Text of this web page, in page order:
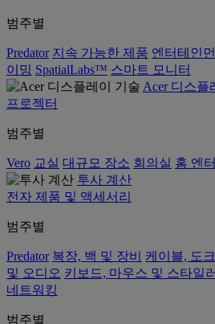
범주별
Predator 지속 가능한 제품 엔터테인
이밍 SpatialLabs™ 스마트 모니터
Acer 디스플
프로젝터
범주별
Vero 교실 대규모 장소 회의실 홈 엔
투사 계산
전자 제품 및 액세서리
범주별
Predator 복장, 백 및 장비 케이블, 도
및 오디오 키보드, 마우스 및 스타일
네트워킹
범주별